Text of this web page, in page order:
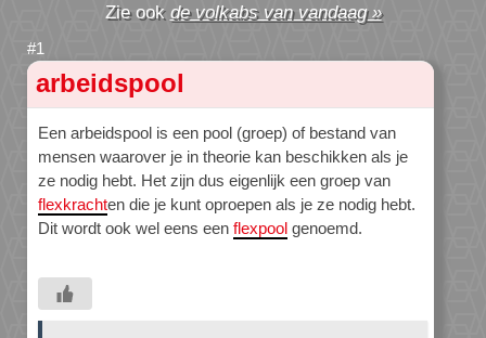
de volkabs van vandaag »
arbeidspool
Een arbeidspool is een pool (groep) of bestand van
mensen waarover je in theorie kan beschikken als je
ze nodig hebt. Het zijn dus eigenlijk een groep van
flexkrachten die je kunt oproepen als je ze nodig hebt.
Dit wordt ook wel eens een flexpool genoemd.